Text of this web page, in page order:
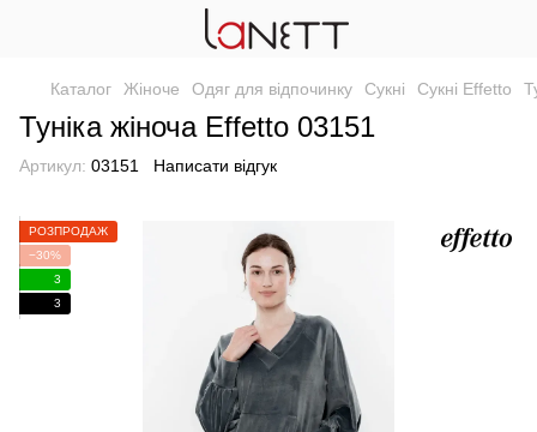
Каталог Жіноче Одяг для відпочинку Сукні Сукні Effetto
Туніка жіноча Effetto 03151
Артикул: 03151 Написати відгук
РОЗПРОДАЖ
−30%
3
3